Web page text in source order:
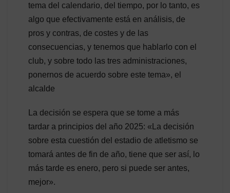
tema del calendario, del tiempo, por lo tanto, es
algo que efectivamente está en análisis, de
pros y contras, de costes y de las
consecuencias, y tenemos que hablarlo con el
club, y sobre todo las tres administraciones,
ponernos de acuerdo sobre este tema», el
alcalde
La decisión se espera que se tome a más
tardar a principios del año 2025: «La decisión
sobre esta cuestión del estadio de atletismo se
tomará antes de fin de año, tiene que ser así, lo
más tarde es enero, pero si puede ser antes,
mejor».